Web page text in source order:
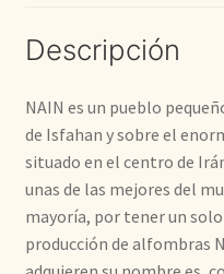
Descripción
NAIN es un pueblo
de Isfahan y sobre el
situado en el centro de
unas de las mejores del
mayoría, por tener un
producción de alfombras